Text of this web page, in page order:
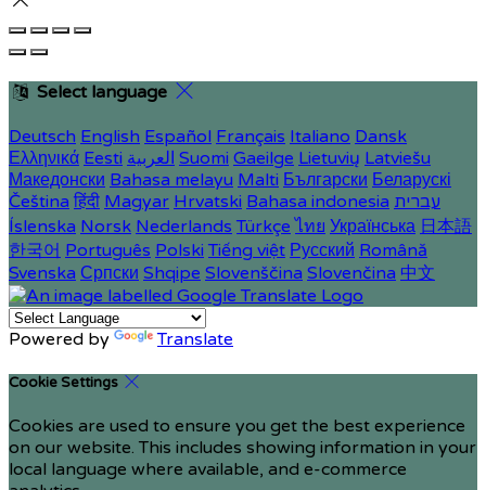
Select language
Deutsch English Español Français Italiano Dansk
Ελληνικά Eesti العربية Suomi Gaeilge Lietuvių Latviešu
Македонски Bahasa melayu Malti Български Беларускі
Čeština हिंदी Magyar Hrvatski Bahasa indonesia עברית
Íslenska Norsk Nederlands Türkçe ไทย Українська 日本語
한국어 Português Polski Tiếng việt Русский Română
Svenska Српски Shqipe Slovenščina Slovenčina 中文
Powered by Translate
Cookie Settings
Cookies are used to ensure you get the best experience
on our website. This includes showing information in your
local language where available, and e-commerce